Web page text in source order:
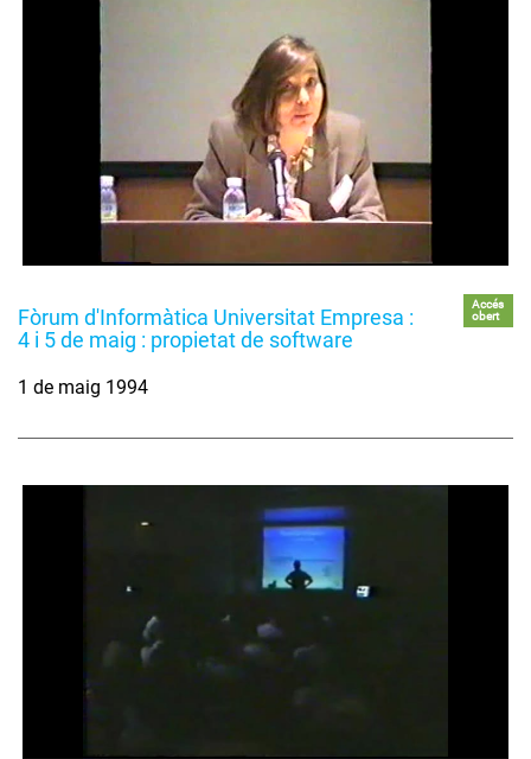
Fòrum d'Informàtica Universitat Empresa :
4 i 5 de maig : propietat de software
Accés
obert
1 de maig 1994